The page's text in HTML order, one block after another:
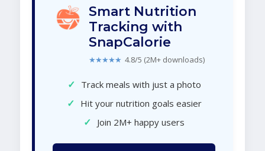
Smart Nutrition
Tracking with
SnapCalorie
★★★★★ 4.8/5 (2M+ downloads)
✓ Track meals with just a photo
✓ Hit your nutrition goals easier
✓ Join 2M+ happy users